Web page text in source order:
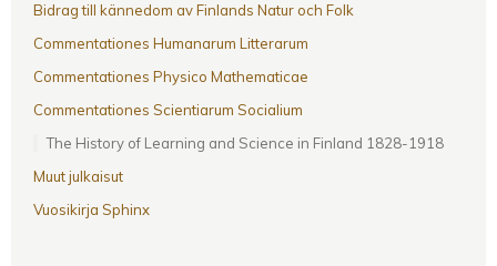
Bidrag till kännedom av Finlands Natur och Folk
Commentationes Humanarum Litterarum
Commentationes Physico Mathematicae
Commentationes Scientiarum Socialium
The History of Learning and Science in Finland 1828-1918
Muut julkaisut
Vuosikirja Sphinx